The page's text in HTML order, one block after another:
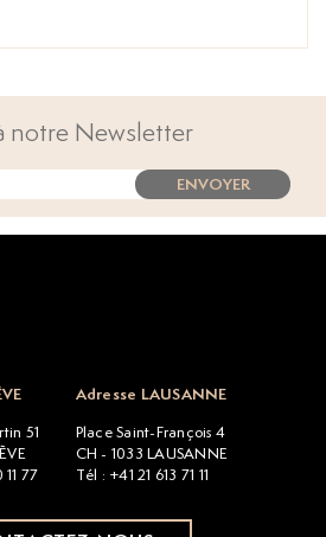
notre Newsletter
ENVOYER
51
77
Adresse LAUSANNE
Place Saint-François 4
CH - 1033 LAUSANNE
Tél : +41 21 613 71 11